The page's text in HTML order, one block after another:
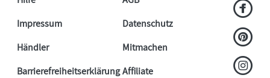
Impressum
Datenschutz
Händler
Mitmachen
BarrierefreiheitserklärungAffiliate